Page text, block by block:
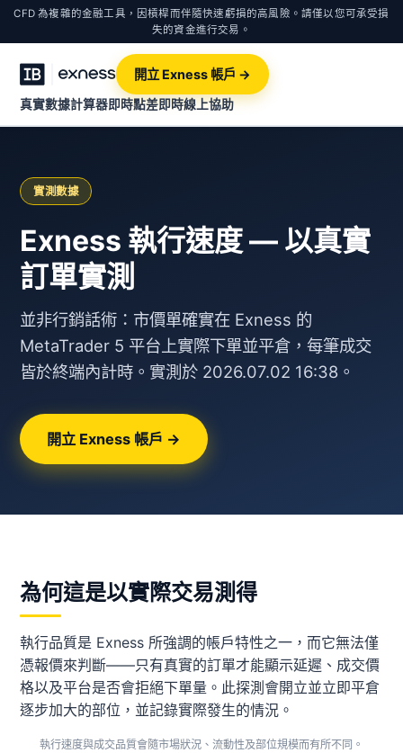
CFD 為複雜的金融工具，因槓桿而伴隨快速虧損的高風險。請僅以您可承受損
失的資金進行交易。
真實數據計算器即時點差即時線上協助
開立 Exness 帳戶 →
實測數據
Exness 執行速度 — 以真實
訂單實測
並非行銷話術：市價單確實在 Exness 的
MetaTrader 5 平台上實際下單並平倉，每筆成交
皆於終端內計時。實測於 2026.07.02 16:38。
開立 Exness 帳戶 →
為何這是以實際交易測得
執行品質是 Exness 所強調的帳戶特性之一，而它無法僅
憑報價來判斷——只有真實的訂單才能顯示延遲、成交價
格以及平台是否會拒絕下單量。此探測會開立並立即平倉
逐步加大的部位，並記錄實際發生的情況。
執行速度與成交品質會隨市場狀況、流動性及部位規模而有所不同。